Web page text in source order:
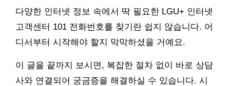
다양한 인터넷 정보 속에서 딱 필요한 LGU+ 인터넷
고객센터 101 전화번호를 찾기란 쉽지 않습니다. 어
디서부터 시작해야 할지 막막하셨을 거예요.
이 글을 끝까지 보시면, 복잡한 절차 없이 바로 상담
사와 연결되어 궁금증을 해결하실 수 있습니다. 시